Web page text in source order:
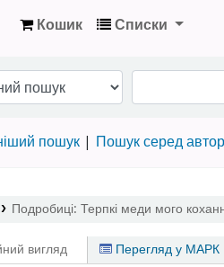
Кошик Списки
пошук Пошук серед
Подробиці: Терпкі меди мого
вигляд Перегляд у МАРК